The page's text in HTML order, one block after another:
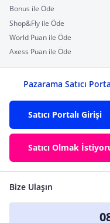
Bonus ile Öde
Shop&Fly ile Öde
World Puan ile Öde
Axess Puan ile Öde
Pazarama Satıcı
Satıcı Portalı Girişi
Satıcı Olmak
Bize Ulaşın